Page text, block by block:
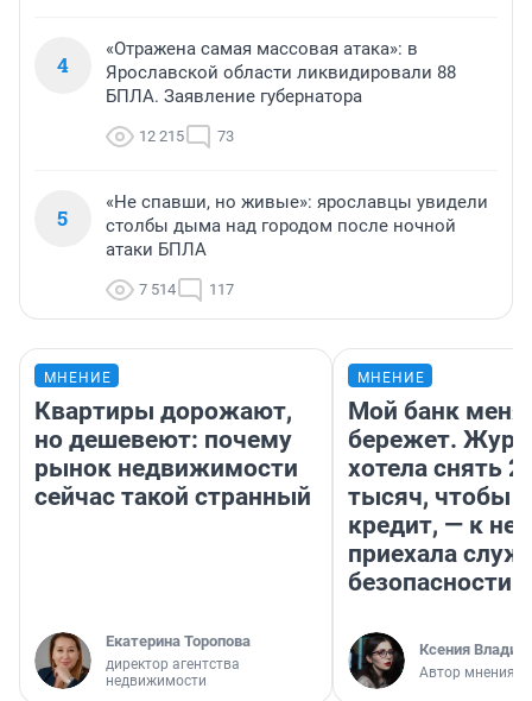
4
«Отражена самая массовая атака»: в
Ярославской области ликвидировали 88
БПЛА. Заявление губернатора
12 215 73
5
«Не спавши, но живые»: ярославцы увидели
столбы дыма над городом после ночной
атаки БПЛА
7 514 117
МНЕНИЕ
Квартиры дорожают,
но дешевеют: почему
рынок недвижимости
сейчас такой странный
Екатерина Торопова
директор агентства
недвижимости
МНЕНИЕ
Мой банк меня
бережет.
хотела снять
тысяч, чтобы
кредит, — к
приехала
безопасности
Ксения
Автор мнения